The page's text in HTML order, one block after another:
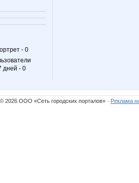
- 0
дней - 0
© 2026 ООО «Сеть городских порталов» · Реклама